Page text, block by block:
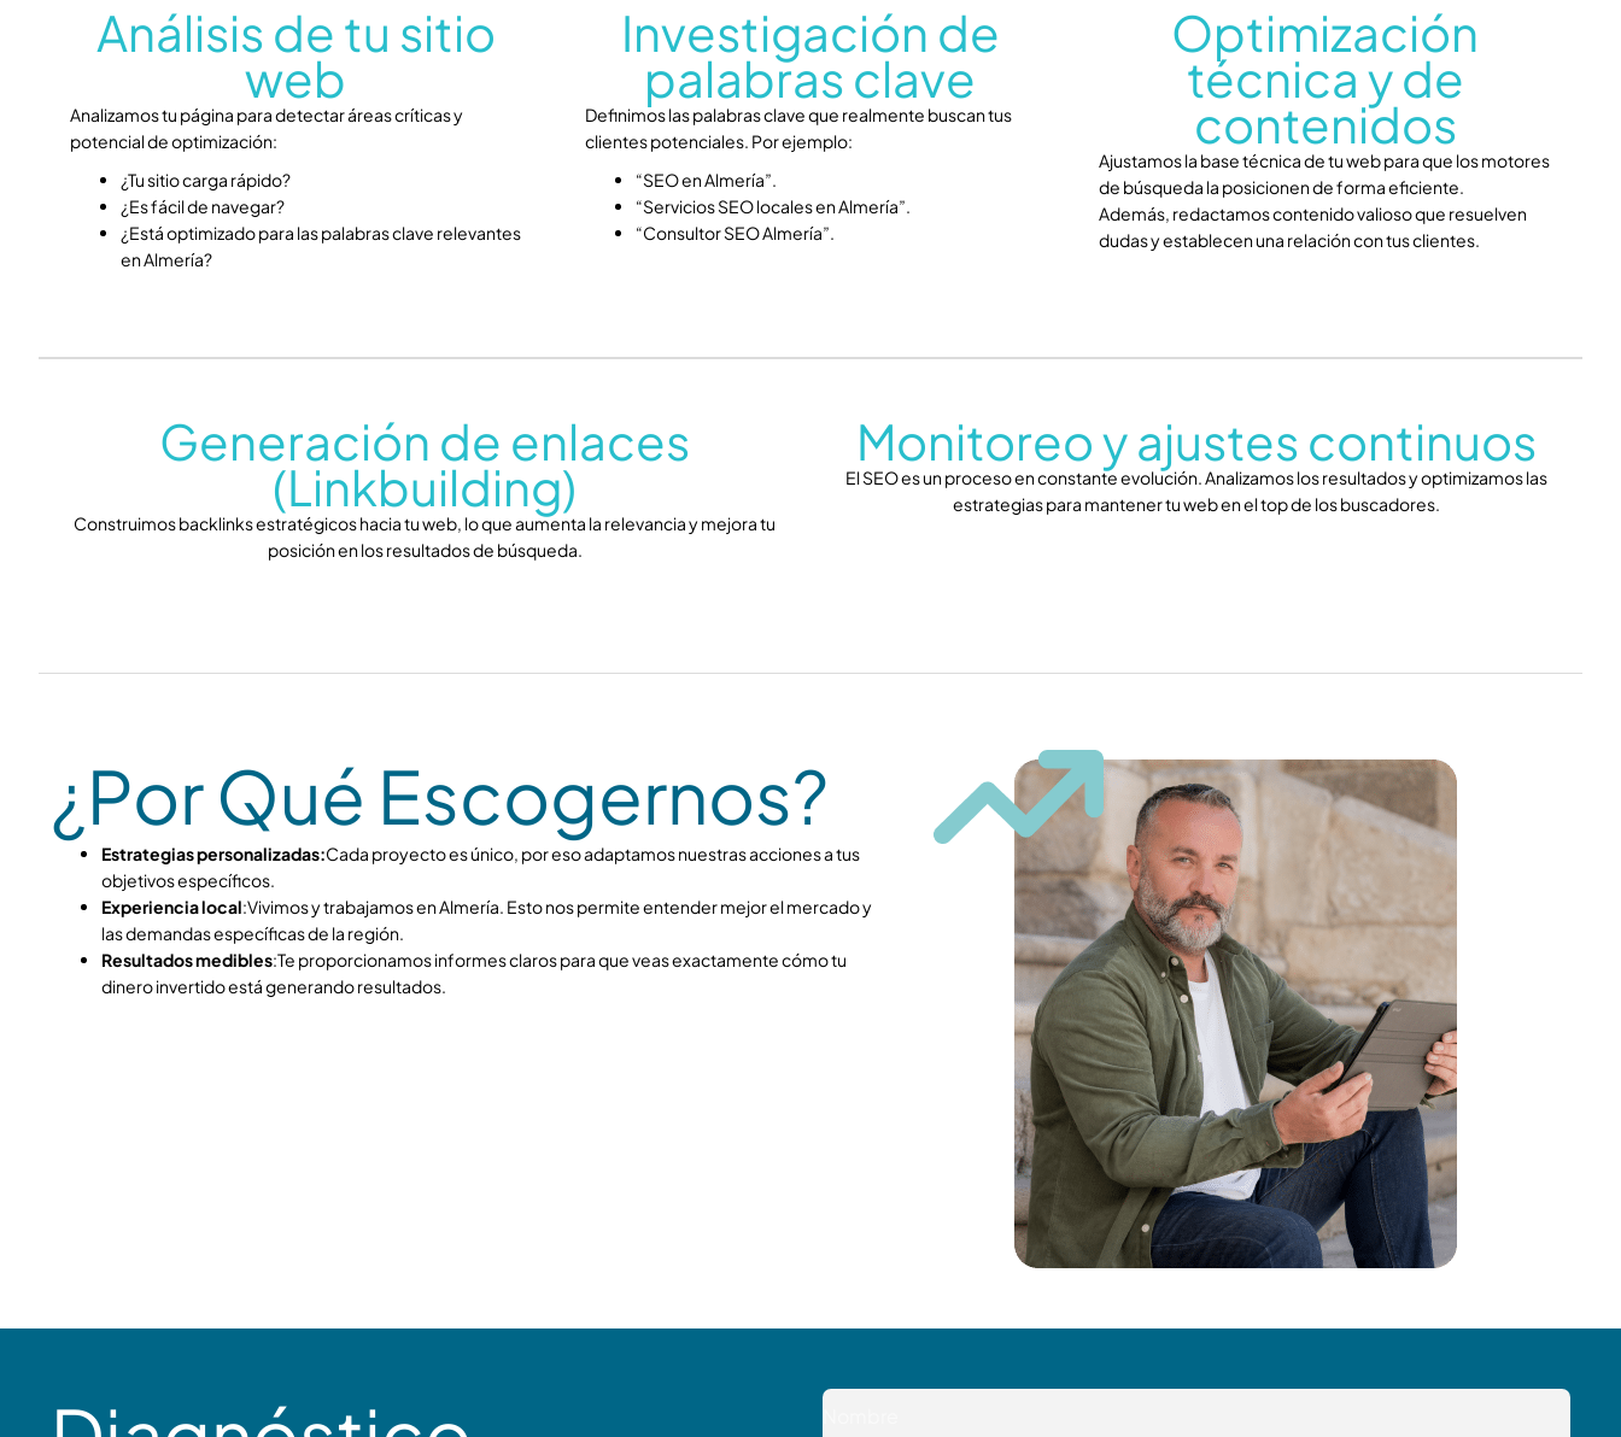
Análisis de tu sitio
web
Analizamos tu página para detectar áreas críticas y
potencial de optimización:
¿Tu sitio carga rápido?
¿Es fácil de navegar?
¿Está optimizado para las palabras clave relevantes
en Almería?
Investigación de
palabras clave
Definimos las palabras clave que realmente buscan tus
clientes potenciales. Por ejemplo:
“SEO en Almería”.
“Servicios SEO locales en Almería”.
“Consultor SEO Almería”.
Optimización
técnica y de
contenidos
Ajustamos la base técnica de tu web para que los motores
de búsqueda la posicionen de forma eficiente.
Además, redactamos contenido valioso que resuelven
dudas y establecen una relación con tus clientes.
Generación de enlaces
(Linkbuilding)
Construimos backlinks estratégicos hacia tu web, lo que aumenta la relevancia y mejora tu
posición en los resultados de búsqueda.
Monitoreo y ajustes continuos
El SEO es un proceso en constante evolución. Analizamos los resultados y optimizamos las
estrategias para mantener tu web en el top de los buscadores.
¿Por Qué Escogernos?
Estrategias personalizadas:Cada proyecto es único, por eso adaptamos nuestras acciones a tus
objetivos específicos.
Experiencia local:Vivimos y trabajamos en Almería. Esto nos permite entender mejor el mercado y
las demandas específicas de la región.
Resultados medibles:Te proporcionamos informes claros para que veas exactamente cómo tu
dinero invertido está generando resultados.
N